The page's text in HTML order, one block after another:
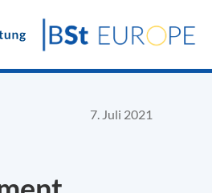
7. Juli 2021